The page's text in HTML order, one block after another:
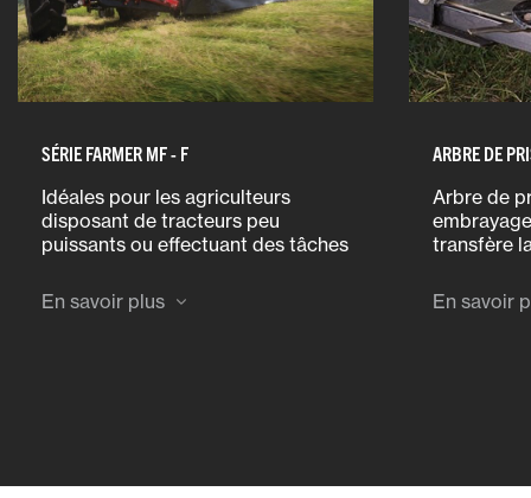
SÉRIE FARMER MF - F
Idéales pour les agriculteurs
disposant de tracteurs peu
puissants ou effectuant des tâches
faucheuses sont dotées de
multiples fonctions généralement
En savoir plus
ARBRE DE
Arbre de
transfère
lamier en
En savoir